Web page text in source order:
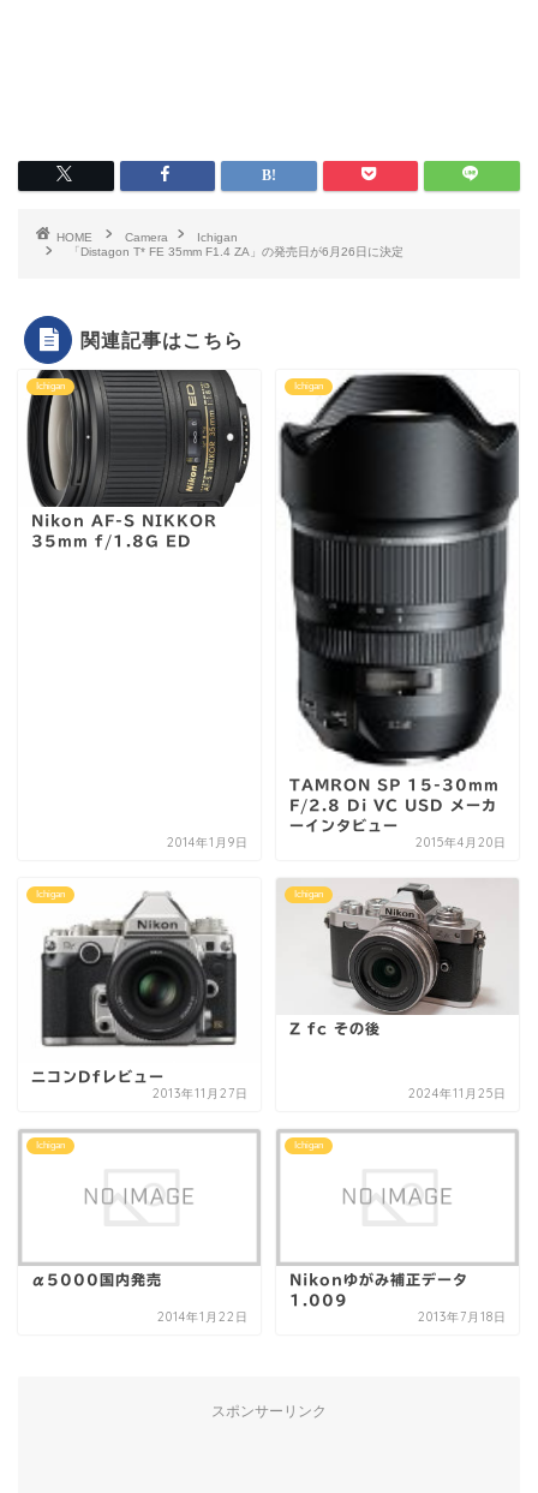
HOME Camera
Ichigan
「Distagon T* FE 35mm F1.4 ZA」の発売日が6月26日に決定
関連記事はこちら
Ichigan
Nikon AF-S NIKKOR
35mm f/1.8G ED
2014年1月9日
Ichigan
TAMRON SP 15-30mm
F/2.8 Di VC USD メーカ
ーインタビュー
2015年4月20日
Ichigan
ニコンDfレビュー
2013年11月27日
Ichigan
Z fc その後
2024年11月25日
Ichigan
α5000国内発売
2014年1月22日
Ichigan
Nikonゆがみ補正データ
1.009
2013年7月18日
スポンサーリンク